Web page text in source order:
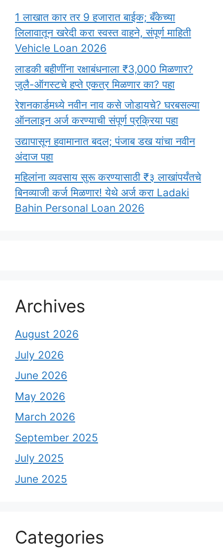
1 लाखात कार तर 9 हजारात बाईक; बँकेच्या
लिलावातून खरेदी करा स्वस्त वाहने, संपूर्ण माहिती
Vehicle Loan 2026
लाडकी बहीणींना रक्षाबंधनाला ₹3,000 मिळणार?
जुलै-ऑगस्टचे हप्ते एकत्र मिळणार का? पहा
रेशनकार्डमध्ये नवीन नाव कसे जोडायचे? घरबसल्या
ऑनलाइन अर्ज करण्याची संपूर्ण प्रक्रिया पहा
उद्यापासून हवामानात बदल; पंजाब डख यांचा नवीन
अंदाज पहा
महिलांना व्यवसाय सुरू करण्यासाठी ₹३ लाखांपर्यंतचे
बिनव्याजी कर्ज मिळणार! येथे अर्ज करा Ladaki
Bahin Personal Loan 2026
Archives
August 2026
July 2026
June 2026
May 2026
March 2026
September 2025
July 2025
June 2025
Categories